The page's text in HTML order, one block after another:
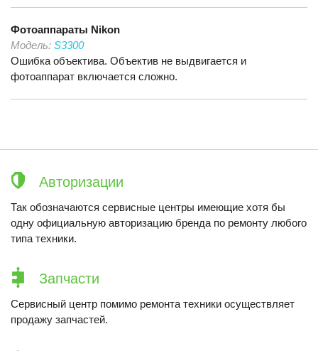
Фотоаппараты Nikon
Модель: S3300
Ошибка объектива. Объектив не выдвигается и
фотоаппарат включается сложно.
Авторизации
Так обозначаются сервисные центры имеющие хотя бы
одну официальную авторизацию бренда по ремонту любого
типа техники.
Запчасти
Сервисный центр помимо ремонта техники осуществляет
продажу запчастей.